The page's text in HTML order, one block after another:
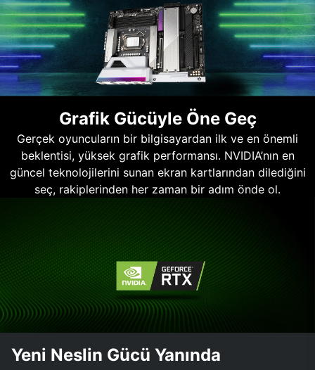
Grafik Gücüyle Öne Geç
Gerçek oyuncuların bir bilgisayardan ilk ve en önemli
beklentisi, yüksek grafik performansı. NVIDIA’nın en
güncel teknolojilerini sunan ekran kartlarından dilediğini
seç, rakiplerinden her zaman bir adım önde ol.
Yeni Neslin Gücü Yanında